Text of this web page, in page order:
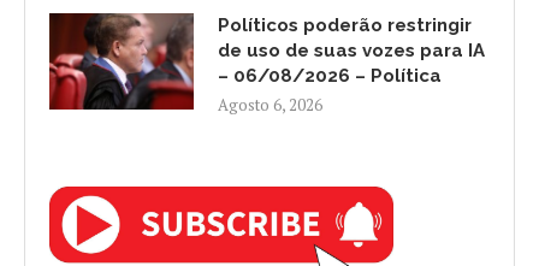
Políticos poderão restringir
de uso de suas vozes para IA
– 06/08/2026 – Política
Agosto 6, 2026